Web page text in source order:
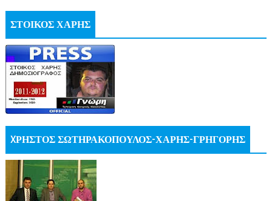
ΣΤΟΙΚΟΣ ΧΑΡΗΣ
XΡΗΣΤΟΣ ΣΩΤΗΡΑΚΟΠΟΥΛΟΣ-ΧΑΡΗΣ-ΓΡΗΓΟΡΗΣ